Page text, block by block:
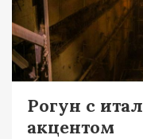
Рогун с
акцентом